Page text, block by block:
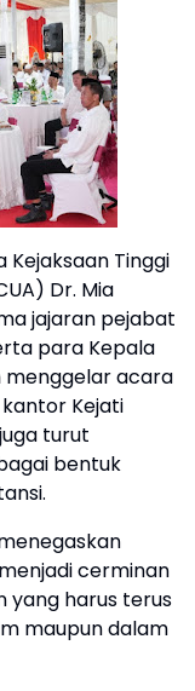
Kejaksaan Tinggi
Dr. Mia
jajaran pejabat
para Kepala
menggelar acara
Kejati
turut
bentuk
cerminan
yang harus terus
maupun dalam